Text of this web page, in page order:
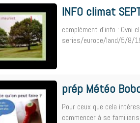
INFO climat
complément d'info :
series/europe/land/5/8/
prép Météo
Pour ceux que cela
commencer à se